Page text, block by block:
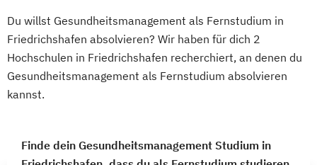
Du willst Gesundheitsmanagement als Fernstudium in
Friedrichshafen absolvieren? Wir haben für dich 2
Hochschulen in Friedrichshafen recherchiert, an denen du
Gesundheitsmanagement als Fernstudium absolvieren
kannst.
Finde dein Gesundheitsmanagement Studium in